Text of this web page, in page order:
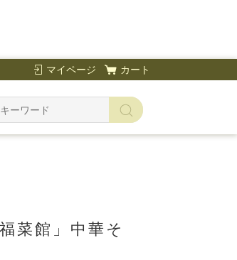
マイページ カート
菜館」中華そ